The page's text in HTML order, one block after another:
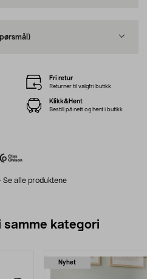
Se alle produktene
Fri retur
Returner til valgfri butikk
Klikk&Hent
Bestill på nett og hent i butikk
samme kategori
Nyhet